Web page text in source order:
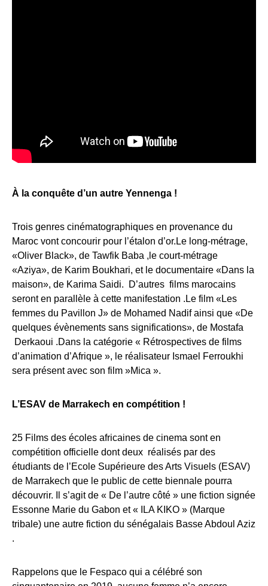
À la conquête d’un autre Yennenga !
Trois genres cinématographiques en provenance du
Maroc vont concourir pour l’étalon d’or.Le long-métrage,
«Oliver Black», de Tawfik Baba ,le court-métrage
«Aziya», de Karim Boukhari, et le documentaire «Dans la
maison», de Karima Saidi. D’autres films marocains
seront en parallèle à cette manifestation .Le film «Les
femmes du Pavillon J» de Mohamed Nadif ainsi que «De
quelques évènements sans significations», de Mostafa
Derkaoui .Dans la catégorie « Rétrospectives de films
d’animation d’Afrique », le réalisateur Ismael Ferroukhi
sera présent avec son film »Mica ».
L’ESAV de Marrakech en compétition !
25 Films des écoles africaines de cinema sont en
compétition officielle dont deux réalisés par des
étudiants de l’Ecole Supérieure des Arts Visuels (ESAV)
de Marrakech que le public de cette biennale pourra
découvrir. Il s’agit de « De l’autre côté » une fiction signée
Essonne Marie du Gabon et « ILA KIKO » (Marque
tribale) une autre fiction du sénégalais Basse Abdoul Aziz
.
Rappelons que le Fespaco qui a célébré son